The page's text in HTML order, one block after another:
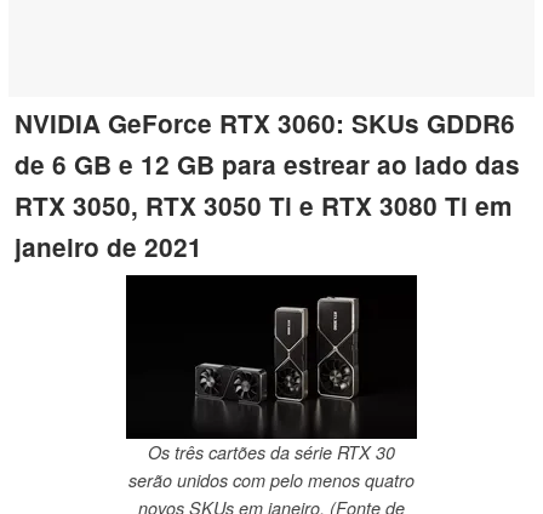
NVIDIA GeForce RTX 3060: SKUs GDDR6
de 6 GB e 12 GB para estrear ao lado das
RTX 3050, RTX 3050 Ti e RTX 3080 Ti em
janeiro de 2021
Os três cartões da série RTX 30
serão unidos com pelo menos quatro
novos SKUs em janeiro. (Fonte de